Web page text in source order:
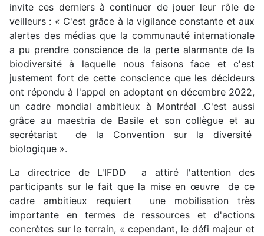
invite ces derniers à continuer de jouer leur rôle de
veilleurs : « C'est grâce à la vigilance constante et aux
alertes des médias que la communauté internationale
a pu prendre conscience de la perte alarmante de la
biodiversité à laquelle nous faisons face et c'est
justement fort de cette conscience que les décideurs
ont répondu à l'appel en adoptant en décembre 2022,
un cadre mondial ambitieux à Montréal .C'est aussi
grâce au maestria de Basile et son collègue et au
secrétariat de la Convention sur la diversité
biologique ».
La directrice de L'IFDD a attiré l'attention des
participants sur le fait que la mise en œuvre de ce
cadre ambitieux requiert une mobilisation très
importante en termes de ressources et d'actions
concrètes sur le terrain, « cependant, le défi majeur et